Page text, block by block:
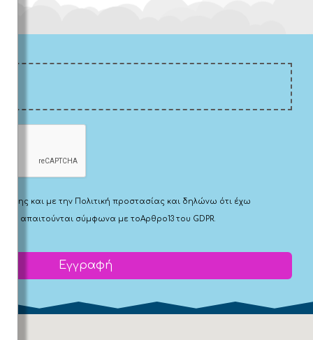
και με την Πολιτική προστασίας και δηλώνω ότι έχω
που απαιτούνται σύμφωνα με τοΑρθρο13 του GDPR.
Εγγραφή